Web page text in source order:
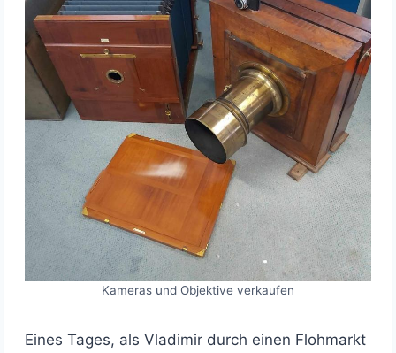
Kameras und Objektive verkaufen
Eines Tages, als Vladimir durch einen Flohmarkt